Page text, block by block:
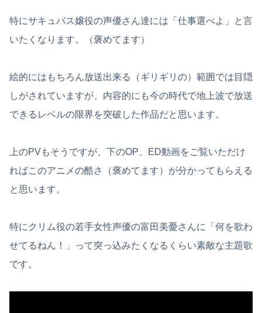
特にサキュバス嬢役の声優さん達には「仕事選べよ」と言
いたくなります。（褒めてます）
絵的にはもちろん放送出来る（ギリギリの）範囲では目隠
しがされていますが、内容的にも今の時代で地上波で放送
できるレベルの限界を突破した作品だと思います。
上のPVもそうですが、下のOP、ED動画をご覧いただけ
ればこのアニメの酷さ（褒めてます）が分かってもらえる
と思います。
特にクリム役の若手女性声優の富田美憂さんに「何を歌わ
せてるねん！」って突っ込みたくなるくらい素敵な主題歌
です。